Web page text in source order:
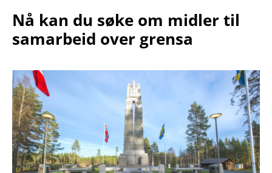
Nå kan du søke om midler til
samarbeid over grensa